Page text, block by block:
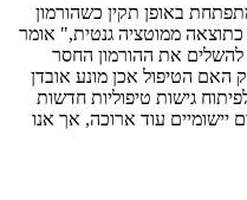
באופן תקין כשהורמון
כתוצאה ממוטציה גנטית," אומר
להשלים את ההורמון החסר
האם הטיפול אכן מונע אובדן
גישות טיפוליות חדשות
יישומיים עוד ארוכה, אך אנו